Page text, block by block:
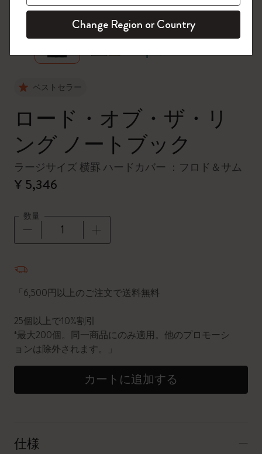
ベストセラー
ロード・オブ・ザ・リ
ング ノートブック
ラージサイズ 横罫 ハードカバー ：フロド＆サム
¥ 5,346
数量
「6,500円以上のご注文で送料無料
25個以上で10%割引
*最大200個。同一商品にのみ適用。他のプロモーシ
ョンは除外されます。」
カートに追加する
仕様
今すぐ会員登録 !
Change Region or Country